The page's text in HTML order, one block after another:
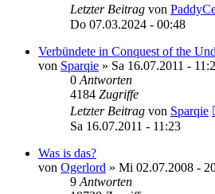
Letzter Beitrag von
Do 07.03.2024 - 00:48
Verbündete in Conquest of the
von Sparqie » Sa 16.07.2011 -
0 Antworten
4184 Zugriffe
Letzter Beitrag von Sparqie
Sa 16.07.2011 - 11:23
Was is das?
von Ogerlord » Mi 02.07.2008 -
9 Antworten